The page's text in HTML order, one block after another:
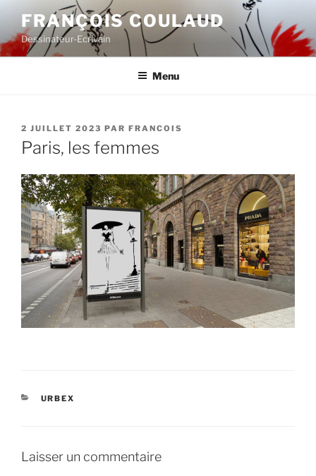
contenu
principal
FRANÇOIS COULAUD
Dessinateur-Ecrivain
Menu
PUBLIÉ
LE
2 JUILLET 2023 PAR FRANCOIS
Paris, les femmes
CATÉGORIES
URBEX
Laisser un commentaire